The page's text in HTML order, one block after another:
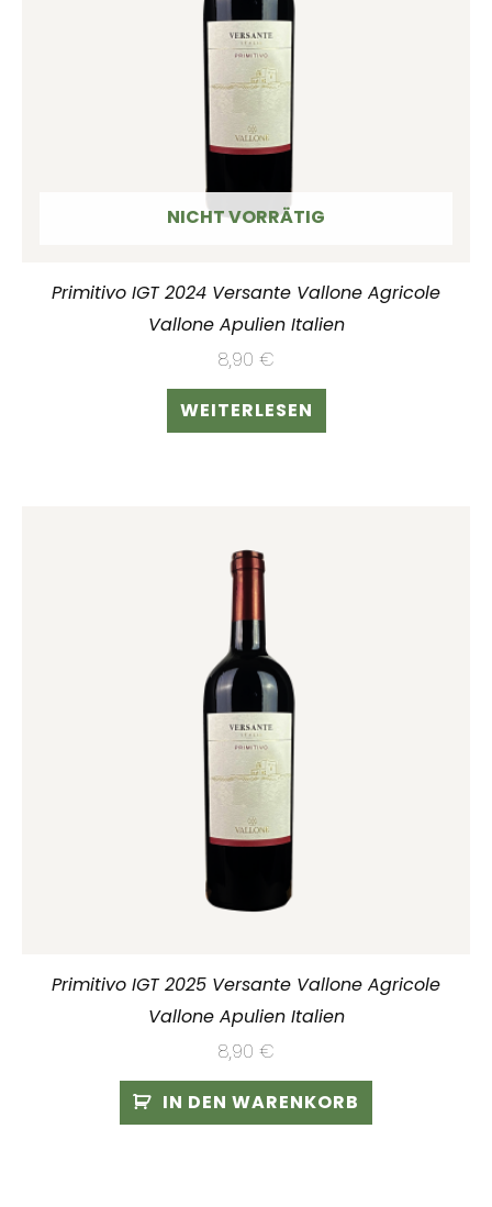
NICHT VORRÄTIG
Primitivo IGT 2024 Versante Vallone Agricole
Vallone Apulien Italien
8,90 €
WEITERLESEN
Primitivo IGT 2025 Versante Vallone Agricole
Vallone Apulien Italien
8,90 €
IN DEN WARENKORB